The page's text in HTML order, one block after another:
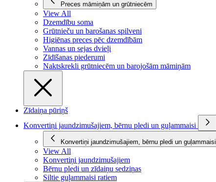
Preces māmiņām un grūtniecēm
View All
Dzemdību soma
Grūtnieču un barošanas spilveni
Higiēnas preces pēc dzemdībām
Vannas un sejas dvieļi
Zīdīšanas piederumi
Naktskrekli grūtniecēm un barojošām māmiņām
Zīdaiņa pūriņš
Konvertiņi jaundzimušajiem, bērnu pledi un guļammaisi
Konvertiņi jaundzimušajiem, bērnu pledi un guļammaisi
View All
Konvertiņi jaundzimušajiem
Bērnu pledi un zīdaiņu sedziņas
Siltie guļammaisi ratiem